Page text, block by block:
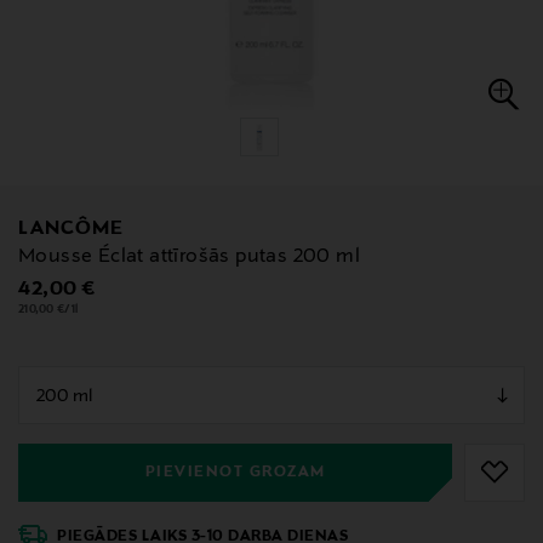
LANCÔME
Mousse Éclat attīrošās putas 200 ml
Original Price
42,00 €
210,00 €/1l
PIEVIENOT GROZAM
PIEGĀDES LAIKS 3-10 DARBA DIENAS